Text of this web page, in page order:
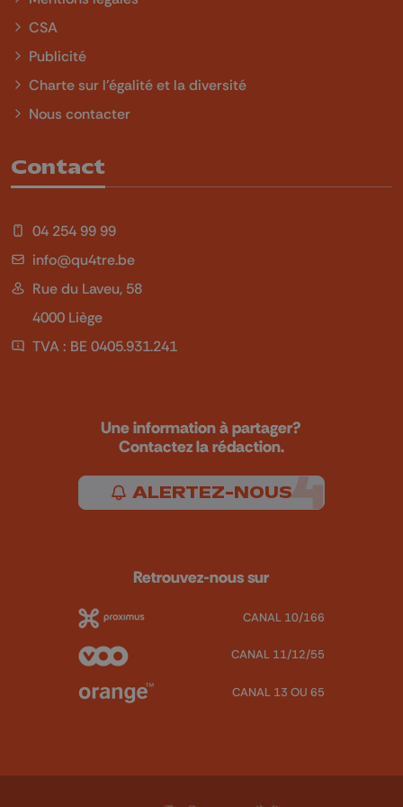
CSA
Publicité
Charte sur l'égalité et la diversité
Nous contacter
Contact
04 254 99 99
info@qu4tre.be
Rue du Laveu, 58
4000 Liège
TVA : BE 0405.931.241
Une information à partager?
Contactez la rédaction.
ALERTEZ-NOUS
Retrouvez-nous sur
CANAL 10/166
CANAL 11/12/55
CANAL 13 OU 65